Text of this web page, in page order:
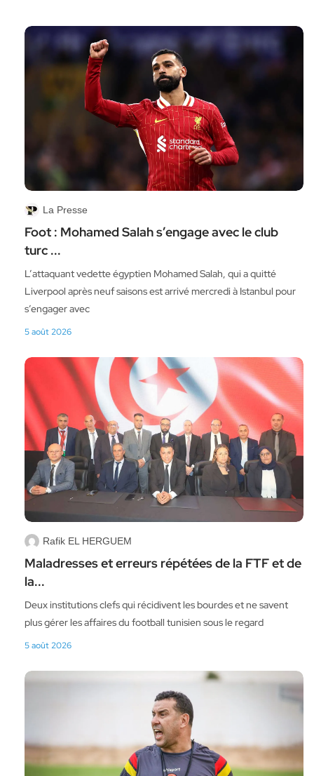
La Presse
Foot : Mohamed Salah s’engage avec le club
turc ...
L’attaquant vedette égyptien Mohamed Salah, qui a quitté
Liverpool après neuf saisons est arrivé mercredi à Istanbul pour
s’engager avec
5 août 2026
Rafik EL HERGUEM
Maladresses et erreurs répétées de la FTF et de
la...
Deux institutions clefs qui récidivent les bourdes et ne savent
plus gérer les affaires du football tunisien sous le regard
5 août 2026